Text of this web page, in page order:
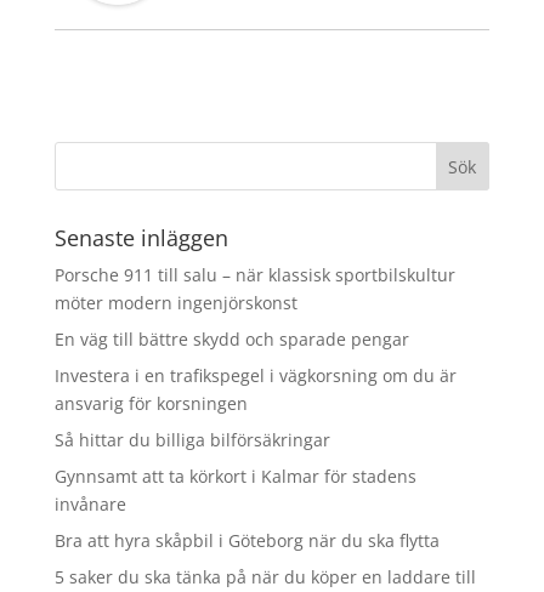
Senaste inläggen
Porsche 911 till salu – när klassisk sportbilskultur
möter modern ingenjörskonst
En väg till bättre skydd och sparade pengar
Investera i en trafikspegel i vägkorsning om du är
ansvarig för korsningen
Så hittar du billiga bilförsäkringar
Gynnsamt att ta körkort i Kalmar för stadens
invånare
Bra att hyra skåpbil i Göteborg när du ska flytta
5 saker du ska tänka på när du köper en laddare till